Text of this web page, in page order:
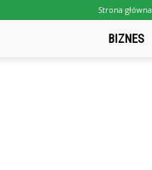
Strona główna
BIZNES